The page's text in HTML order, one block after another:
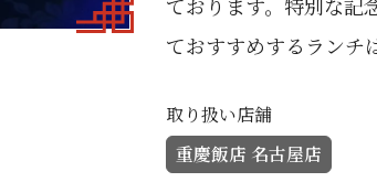
ておすすめするランチ
取り扱い店舗
重慶飯店 名古屋店